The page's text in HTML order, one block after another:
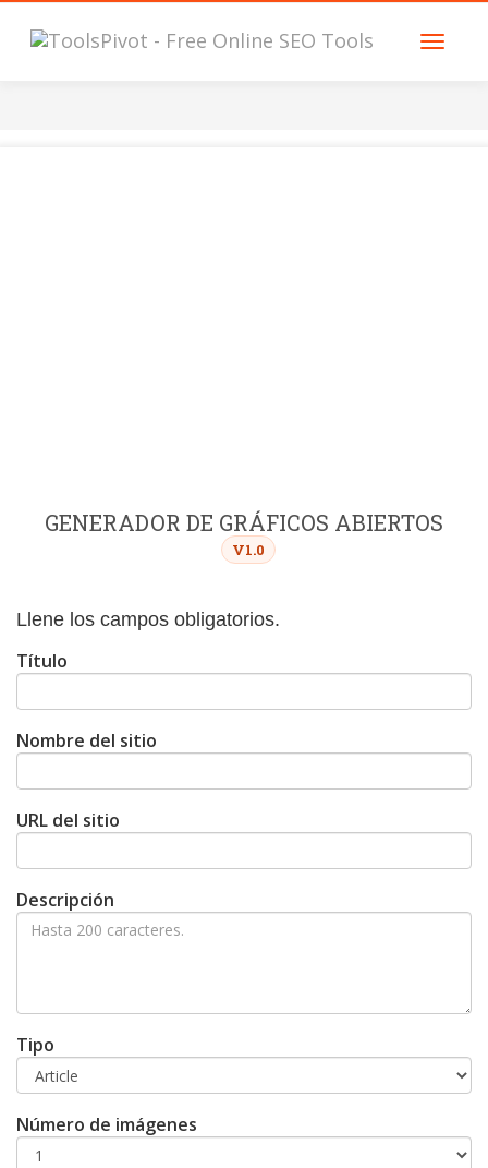
GENERADOR DE GRÁFICOS ABIERTOS
V1.0
Llene los campos obligatorios.
Título
Nombre del sitio
URL del sitio
Descripción
Tipo
Número de imágenes